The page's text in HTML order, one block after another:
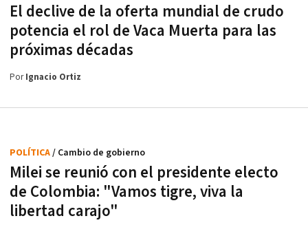
El declive de la oferta mundial de crudo
potencia el rol de Vaca Muerta para las
próximas décadas
PorIgnacio Ortiz
Milei se reunió con el presidente electo
de Colombia: "Vamos tigre, viva la
libertad carajo"
POLÍTICA/ Cambio de gobierno